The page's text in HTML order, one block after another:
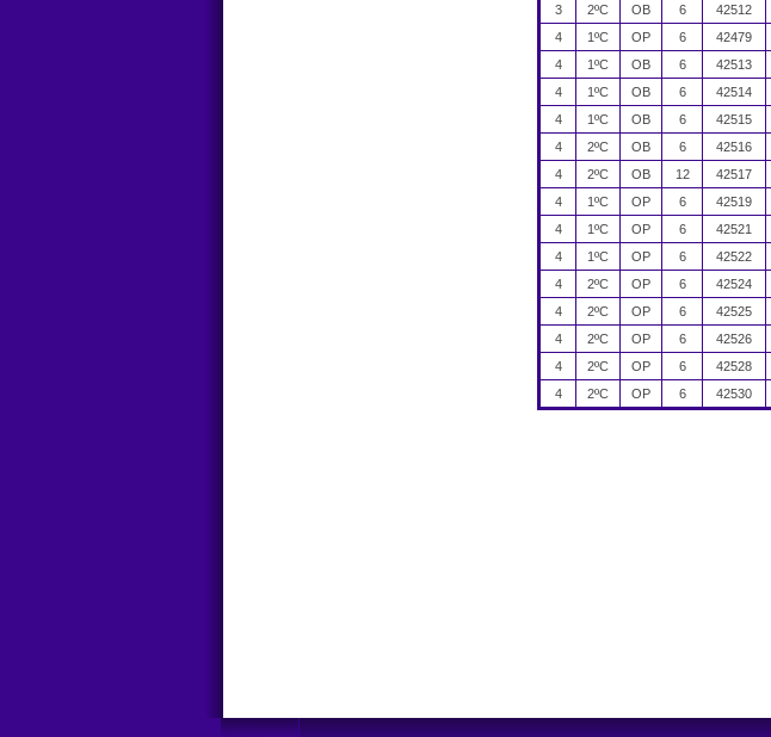
3
2ºC OB 6 42512
4
1ºC OP 6 42479
4
1ºC OB 6 42513
4
1ºC OB 6 42514
4
1ºC OB 6 42515
4
2ºC OB 6 42516
4
2ºC OB 12 42517
4
1ºC OP 6 42519
4
1ºC OP 6 42521
4
1ºC OP 6 42522
4
2ºC OP 6 42524
4
2ºC OP 6 42525
4
2ºC OP 6 42526
4
2ºC OP 6 42528
4
2ºC OP 6 42530